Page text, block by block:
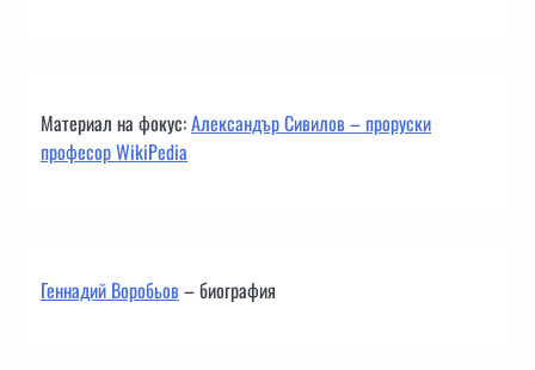
Материал на фокус:Александър Сивилов – проруски
професор WikiPedia
Геннадий Воробьов– биография